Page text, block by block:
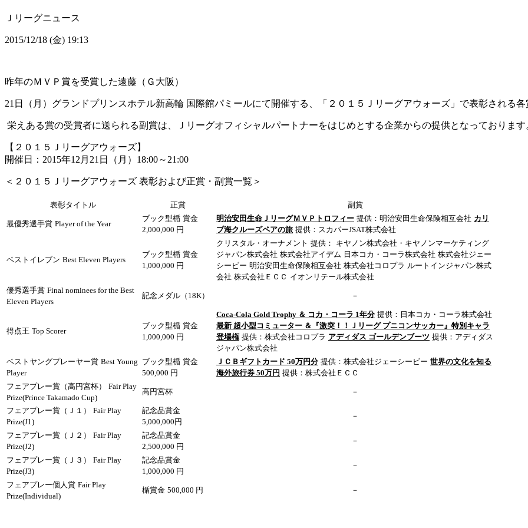
Ｊリーグニュース
2015/12/18 (金) 19:13
昨年のＭＶＰ賞を受賞した遠藤（Ｇ大阪）
21日（月）グランドプリンスホテル新高輪 国際館パミールにて開催する、「２０１５Ｊリーグアウォーズ」で表彰される各
栄えある賞の受賞者に送られる副賞は、Ｊリーグオフィシャルパートナーをはじめとする企業からの提供となっております
【２０１５Ｊリーグアウォーズ】
開催日：2015年12月21日（月）18:00～21:00
＜２０１５Ｊリーグアウォーズ 表彰および正賞・副賞一覧＞
表彰タイトル 正賞 副賞
最優秀選手賞 Player of the Year
ブック型楯 賞金
2,000,000 円
明治安田生命ＪリーグＭＶＰトロフィー 提供：明治安田生命保険相互会社 カリ
ブ海クルーズペアの旅 提供：スカパーJSAT株式会社
ベストイレブン Best Eleven Players
ブック型楯 賞金
1,000,000 円
クリスタル・オーナメント 提供：
キヤノン株式会社・キヤノンマーケティング
ジャパン株式会社 株式会社アイデム 日本コカ・コーラ株式会社 株式会社ジェー
シービー 明治安田生命保険相互会社 株式会社コロプラ ルートインジャパン株式
会社 株式会社ＥＣＣ イオンリテール株式会社
優秀選手賞 Final nominees for the Best
Eleven Players
記念メダル（18K） －
得点王 Top Scorer
ブック型楯 賞金
1,000,000 円
Coca-Cola Gold Trophy ＆ コカ・コーラ 1年分 提供：日本コカ・コーラ株式会社
最新 超小型コミューター ＆『激突！！Ｊリーグ プニコンサッカー』特別キャラ
登場権 提供：株式会社コロプラ アディダス ゴールデンブーツ 提供：アディダス
ジャパン株式会社
ベストヤングプレーヤー賞 Best Young
Player
ブック型楯 賞金
500,000 円
ＪＣＢギフトカード 50万円分 提供：株式会社ジェーシービー 世界の文化を知る
海外旅行券 50万円 提供：株式会社ＥＣＣ
フェアプレー賞（高円宮杯）
Fair Play
Prize(Prince Takamado Cup)
高円宮杯 －
フェアプレー賞（Ｊ１）
Fair Play
Prize(J1)
記念品賞金
5,000,000円
－
フェアプレー賞（Ｊ２）
Fair Play
Prize(J2)
記念品賞金
2,500,000 円
－
フェアプレー賞（Ｊ３）
Fair Play
Prize(J3)
記念品賞金
1,000,000 円
－
フェアプレー個人賞 Fair Play
Prize(Individual)
楯賞金 500,000 円 －